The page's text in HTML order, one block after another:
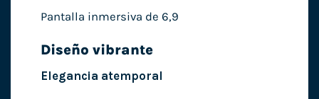
Pantalla inmersiva de 6,9
Diseño vibrante
Elegancia atemporal